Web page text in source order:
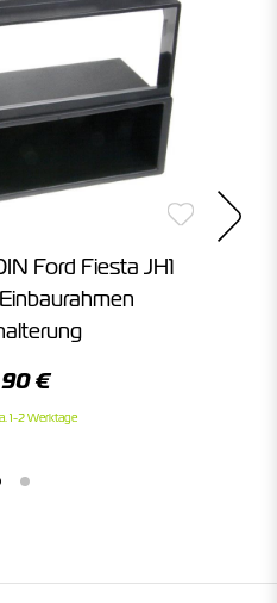
Ford Fiesta JH1
€
1-2 Werktage